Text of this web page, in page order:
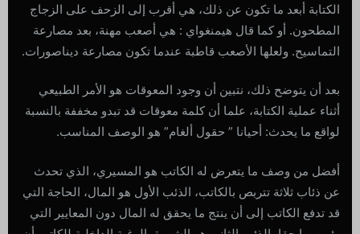
الكتابة أبعد ما تكون عن ذلك، هي أقرب إلى الزحف على الزجاج
المطحون. أو كما قال هيمنغواي : هي أصعب مهنة، بعد مصارعة
التماسيح. ولعلها الأصعب قاطبة عندما تكون مصارعة ديناصورات.
بعد أن يتوضح ذلك، نتبين أن وجود المعوقات هو الأمر الطبيعي
أثناء عملية الكتابة، علما أن كلمة معوقات قد تبدو مخففة بالنسبة
لواقع ما يحدث: أحيانا ” حقول ألغام” هو الوصف المناسب.
أفضل من وصف ما يتعرض له الكاتب هو المسيري، الذي تحدث
عن ذئاب ثلاثة تتربص بالكاتب، الذئب الأول هو المال، الحاجة التي
قد تدفع الكاتب إلى أن ينتج ما يحقق له المال دون المعايير التي